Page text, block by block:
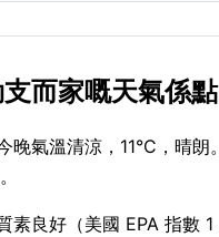
而家嘅天氣係點
晚氣溫清涼，11°C，
素良好（美國 EPA 指數